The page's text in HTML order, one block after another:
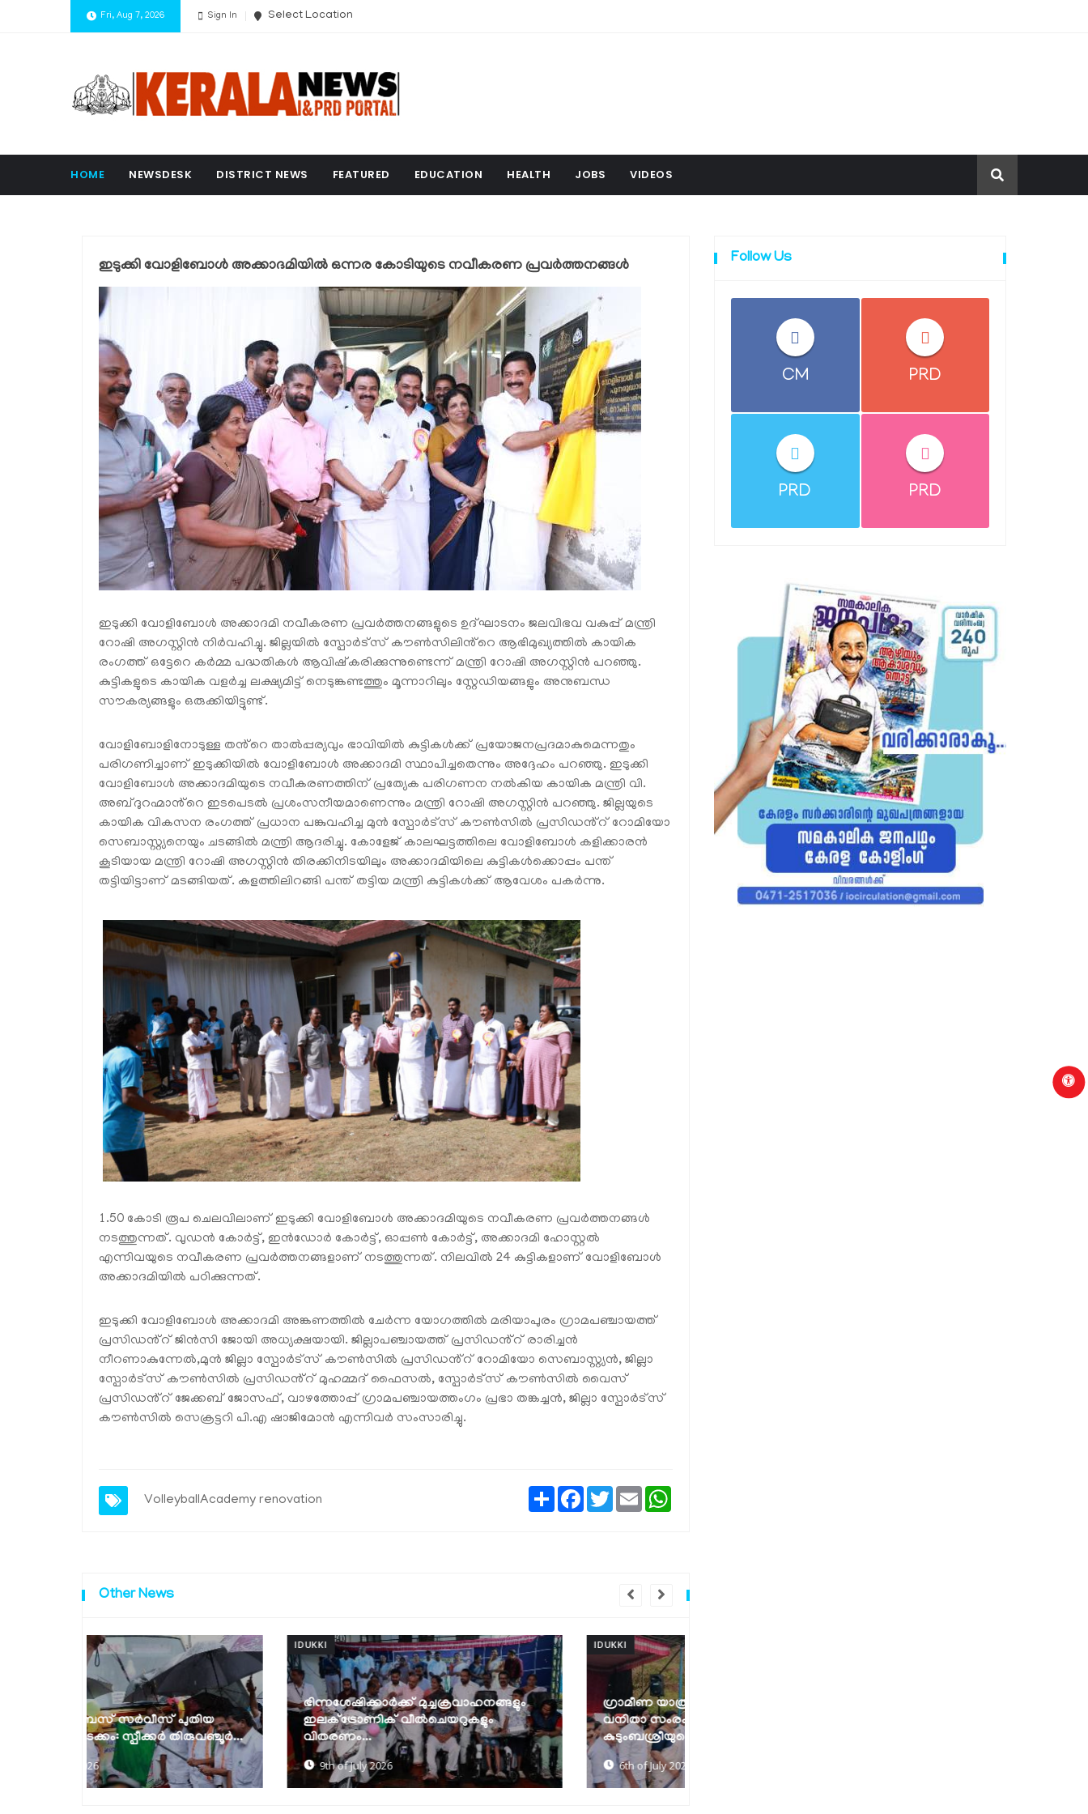
Fri, Aug 7, 2026 Sign In Select Location
HOME NEWSDESK DISTRICT NEWS FEATURED EDUCATION HEALTH JOBS VIDEOS
ഇടുക്കി വോളിബോൾ അക്കാദമിയിൽ ഒന്നര കോടിയുടെ നവീകരണ പ്രവർത്തനങ്ങൾ
ഇടുക്കി വോളിബോൾ അക്കാദമി നവീകരണ പ്രവർത്തനങ്ങളുടെ ഉദ്ഘാടനം ജലവിഭവ വകുപ്പ് മന്ത്രി
റോഷി അഗസ്റ്റിൻ നിർവഹിച്ചു. ജില്ലയിൽ സ്പോർട്സ് കൗൺസിലിൻ്റെ ആഭിമുഖ്യത്തിൽ കായിക
രംഗത്ത് ഒട്ടേറെ കർമ്മ പദ്ധതികൾ ആവിഷ്കരിക്കുന്നുണ്ടെന്ന് മന്ത്രി റോഷി അഗസ്റ്റിൻ പറഞ്ഞു.
കുട്ടികളുടെ കായിക വളർച്ച ലക്ഷ്യമിട്ട് നെടുങ്കണ്ടത്തും മൂന്നാറിലും സ്റ്റേഡിയങ്ങളും അനുബന്ധ
സൗകര്യങ്ങളും ഒരുക്കിയിട്ടുണ്ട്.
വോളിബോളിനോടുള്ള തൻ്റെ താൽപ്പര്യവും ഭാവിയിൽ കുട്ടികൾക്ക് പ്രയോജനപ്രദമാകുമെന്നതും
പരിഗണിച്ചാണ് ഇടുക്കിയിൽ വോളിബോൾ അക്കാദമി സ്ഥാപിച്ചതെന്നും അദ്ദേഹം പറഞ്ഞു. ഇടുക്കി
വോളിബോൾ അക്കാദമിയുടെ നവീകരണത്തിന് പ്രത്യേക പരിഗണന നൽകിയ കായിക മന്ത്രി വി.
അബ്ദുറഹ്മാൻ്റെ ഇടപെടൽ പ്രശംസനീയമാണെന്നും മന്ത്രി റോഷി അഗസ്റ്റിൻ പറഞ്ഞു. ജില്ലയുടെ
കായിക വികസന രംഗത്ത് പ്രധാന പങ്കുവഹിച്ച മുൻ സ്പോർട്സ് കൗൺസിൽ പ്രസിഡൻ്റ് റോമിയോ
സെബാസ്റ്റ്യനെയും ചടങ്ങിൽ മന്ത്രി ആദരിച്ചു. കോളേജ് കാലഘട്ടത്തിലെ വോളിബോൾ കളിക്കാരൻ
കൂടിയായ മന്ത്രി റോഷി അഗസ്റ്റിൻ തിരക്കിനിടയിലും അക്കാദമിയിലെ കുട്ടികൾക്കൊപ്പം പന്ത്
തട്ടിയിട്ടാണ് മടങ്ങിയത്. കളത്തിലിറങ്ങി പന്ത് തട്ടിയ മന്ത്രി കുട്ടികൾക്ക് ആവേശം പകർന്നു.
1.50 കോടി രൂപ ചെലവിലാണ് ഇടുക്കി വോളിബോൾ അക്കാദമിയുടെ നവീകരണ പ്രവർത്തനങ്ങൾ
നടത്തുന്നത്. വുഡൻ കോർട്ട്, ഇൻഡോർ കോർട്ട്, ഓപ്പൺ കോർട്ട്, അക്കാദമി ഹോസ്റ്റൽ
എന്നിവയുടെ നവീകരണ പ്രവർത്തനങ്ങളാണ് നടത്തുന്നത്. നിലവിൽ 24 കുട്ടികളാണ് വോളിബോൾ
അക്കാദമിയിൽ പഠിക്കുന്നത്.
ഇടുക്കി വോളിബോൾ അക്കാദമി അങ്കണത്തിൽ ചേർന്ന യോഗത്തിൽ മരിയാപുരം ഗ്രാമപഞ്ചായത്ത്
പ്രസിഡൻ്റ് ജിൻസി ജോയി അധ്യക്ഷയായി. ജില്ലാപഞ്ചായത്ത് പ്രസിഡൻ്റ് രാരിച്ചൻ
നീറണാകുന്നേൽ,മുൻ ജില്ലാ സ്പോർട്സ് കൗൺസിൽ പ്രസിഡൻ്റ് റോമിയോ സെബാസ്റ്റ്യൻ, ജില്ലാ
സ്പോർട്സ് കൗൺസിൽ പ്രസിഡൻ്റ് മുഹമ്മദ് ഫൈസൽ, സ്പോർട്സ് കൗൺസിൽ വൈസ്
പ്രസിഡൻ്റ് ജേക്കബ് ജോസഫ്, വാഴത്തോപ്പ് ഗ്രാമപഞ്ചായത്തംഗം പ്രഭാ തങ്കച്ചൻ, ജില്ലാ സ്പോർട്സ്
കൗൺസിൽ സെക്രട്ടറി പി.എ ഷാജിമോൻ എന്നിവർ സംസാരിച്ചു.
VolleyballAcademy renovation
ShareFacebook
TwitterEmail
Other News
IDUKKI
ഭിന്നശേഷിക്കാര്‍ക്ക് മുച്ചക്രവാഹനങ്ങളും
ഇലക്ട്രോണിക് വീല്‍ചെയറുകളും
വിതരണം...
9th of July 2026
IDUKKI
ഗ്രാമീണ യാത്രാക്ലേശത്തിന് പരിഹാരവും
വനിതാ സംരംഭകർക്ക് തുണയുമായി
കുടുംബശ്രീയുടെ...
6th of July 2026
Follow Us
CM PRD
PRD PRD